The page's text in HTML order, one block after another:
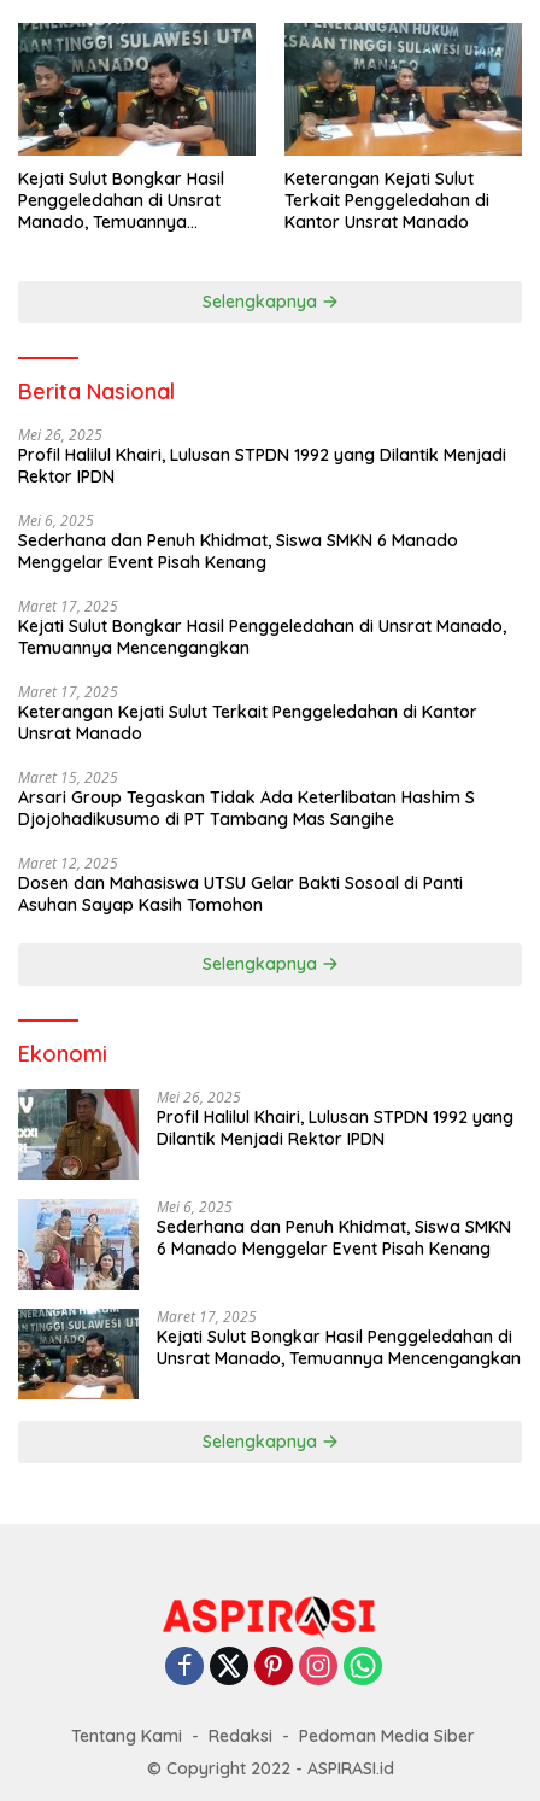
Kejati Sulut Bongkar Hasil
Penggeledahan di Unsrat
Manado, Temuannya
Keterangan Kejati Sulut
Terkait Penggeledahan di
Kantor Unsrat Manado
Selengkapnya
Berita Nasional
Mei 26, 2025
Profil Halilul Khairi, Lulusan STPDN 1992 yang Dilantik Menjadi
Rektor IPDN
Mei 6, 2025
Sederhana dan Penuh Khidmat, Siswa SMKN 6 Manado
Menggelar Event Pisah Kenang
Maret 17, 2025
Kejati Sulut Bongkar Hasil Penggeledahan di Unsrat Manado,
Temuannya Mencengangkan
Maret 17, 2025
Keterangan Kejati Sulut Terkait Penggeledahan di Kantor
Unsrat Manado
Maret 15, 2025
Arsari Group Tegaskan Tidak Ada Keterlibatan Hashim S
Djojohadikusumo di PT Tambang Mas Sangihe
Maret 12, 2025
Dosen dan Mahasiswa UTSU Gelar Bakti Sosoal di Panti
Asuhan Sayap Kasih Tomohon
Selengkapnya
Ekonomi
Mei 26, 2025
Profil Halilul Khairi, Lulusan STPDN 1992 yang
Dilantik Menjadi Rektor IPDN
Mei 6, 2025
Sederhana dan Penuh Khidmat, Siswa SMKN
6 Manado Menggelar Event Pisah Kenang
Maret 17, 2025
Kejati Sulut Bongkar Hasil Penggeledahan di
Unsrat Manado, Temuannya Mencengangkan
Selengkapnya
Tentang Kami Redaksi
Pedoman Media Siber
© Copyright 2022 - ASPIRASI.id